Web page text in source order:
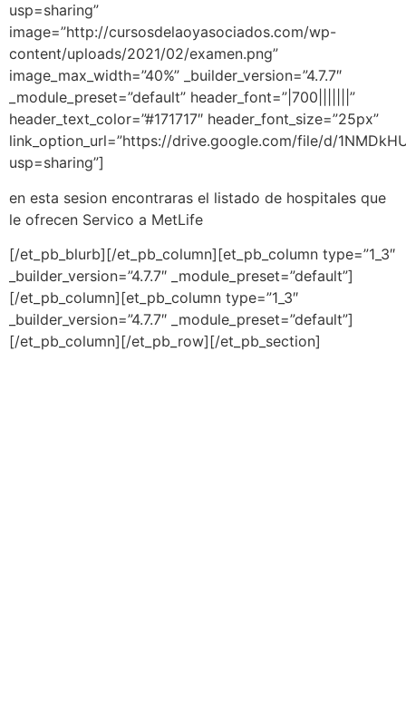
usp=sharing”
image=”http://cursosdelaoyasociados.com/wp-
content/uploads/2021/02/examen.png”
image_max_width=”40%” _builder_version=”4.7.7″
_module_preset=”default” header_font=”|700|||||||”
header_text_color=”#171717″ header_font_size=”25px”
link_option_url=”https://drive.google.com/file/d/
usp=sharing”]
en esta sesion encontraras el listado de hospitales que
le ofrecen Servico a MetLife
[/et_pb_blurb][/et_pb_column][et_pb_column type=”1_3″
_builder_version=”4.7.7″ _module_preset=”default”]
[/et_pb_column][et_pb_column type=”1_3″
_builder_version=”4.7.7″ _module_preset=”default”]
[/et_pb_column][/et_pb_row][/et_pb_section]